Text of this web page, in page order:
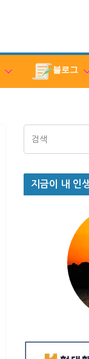
블로그
지금이 내 인